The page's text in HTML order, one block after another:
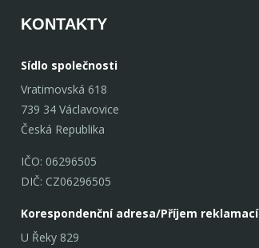
KONTAKTY
Sídlo společnosti
Vratimovská 618
739 34 Václavovice
Česká Republika
IČO: 06296505
DIČ: CZ06296505
Korespondenční adresa/Příjem reklamací
U Řeky 829